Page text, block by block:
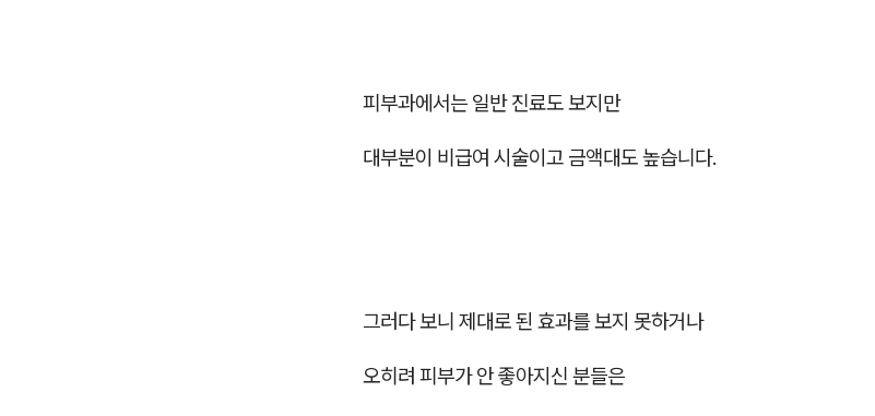
피부과에서는 일반 진료도 보지만
대부분이 비급여 시술이고 금액대도 높습니다.
그러다 보니 제대로 된 효과를 보지 못하거나
오히려 피부가 안 좋아지신 분들은